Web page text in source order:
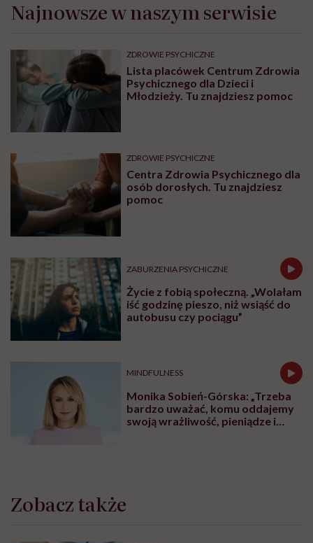
Najnowsze w naszym serwisie
ZDROWIE PSYCHICZNE
Lista placówek Centrum Zdrowia
Psychicznego dla Dzieci i
Młodzieży. Tu znajdziesz pomoc
ZDROWIE PSYCHICZNE
Centra Zdrowia Psychicznego dla
osób dorosłych. Tu znajdziesz
pomoc
ZABURZENIA PSYCHICZNE
Życie z fobią społeczną. „Wolałam
iść godzinę pieszo, niż wsiąść do
autobusu czy pociągu”
MINDFULNESS
Monika Sobień-Górska: „Trzeba
bardzo uważać, komu oddajemy
swoją wrażliwość, pieniądze i
Zobacz także